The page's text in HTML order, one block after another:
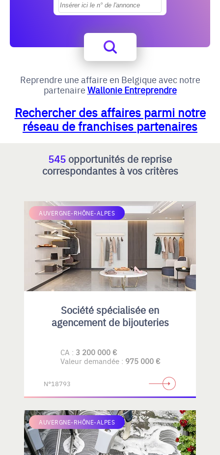
Reprendre une affaire en Belgique avec notre
partenaire Wallonie Entreprendre
Rechercher des affaires parmi notre
réseau de franchises partenaires
545 opportunités de reprise
correspondantes à vos critères
AUVERGNE-RHÔNE-ALPES
Société spécialisée en
agencement de bijouteries
CA : 3 200 000 €
Valeur demandée : 975 000 €
N°18793
AUVERGNE-RHÔNE-ALPES